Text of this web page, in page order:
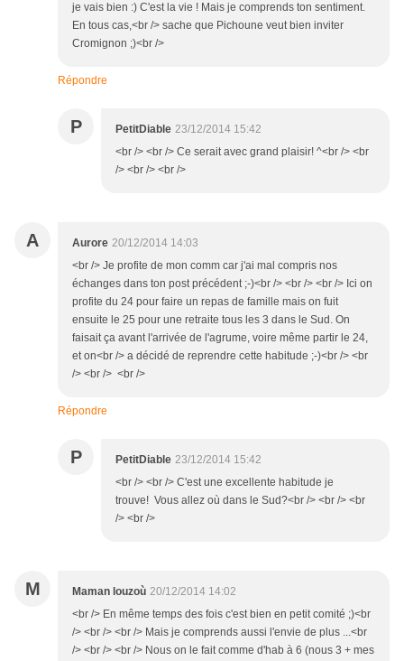
je vais bien :) C'est la vie ! Mais je comprends ton sentiment.
En tous cas,<br /> sache que Pichoune veut bien inviter
Cromignon ;)<br />
Répondre
P PetitDiable 23/12/2014 15:42
<br /> <br /> Ce serait avec grand plaisir! ^<br /> <br
/> <br /> <br />
A Aurore 20/12/2014 14:03
<br /> Je profite de mon comm car j'ai mal compris nos
échanges dans ton post précédent ;-)<br /> <br /> <br /> Ici on
profite du 24 pour faire un repas de famille mais on fuit
ensuite le 25 pour une retraite tous les 3 dans le Sud. On
faisait ça avant l'arrivée de l'agrume, voire même partir le 24,
et on<br /> a décidé de reprendre cette habitude ;-)<br /> <br
/> <br /> <br />
Répondre
P PetitDiable 23/12/2014 15:42
<br /> <br /> C'est une excellente habitude je
trouve! Vous allez où dans le Sud?<br /> <br /> <br
/> <br />
M Maman louzoù 20/12/2014 14:02
<br /> En même temps des fois c'est bien en petit comité ;)<br
/> <br /> <br /> Mais je comprends aussi l'envie de plus ...<br
/> <br /> <br /> Nous on le fait comme d'hab à 6 (nous 3 + mes